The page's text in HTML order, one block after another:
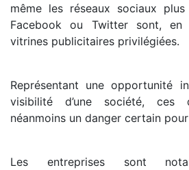
même les réseaux sociaux
Facebook ou Twitter sont, en
vitrines publicitaires privilégiées.
Représentant une opportunité
visibilité d’une société, ces
néanmoins un danger certain
Les entreprises sont